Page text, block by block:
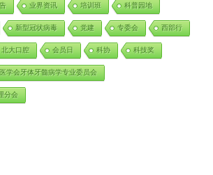
业界资讯 培训班 科普园地
新型冠状病毒 党建 专委会 西部行
北大口腔 会员日 科协 科技奖
学会牙体牙髓病学专业委员会
分会